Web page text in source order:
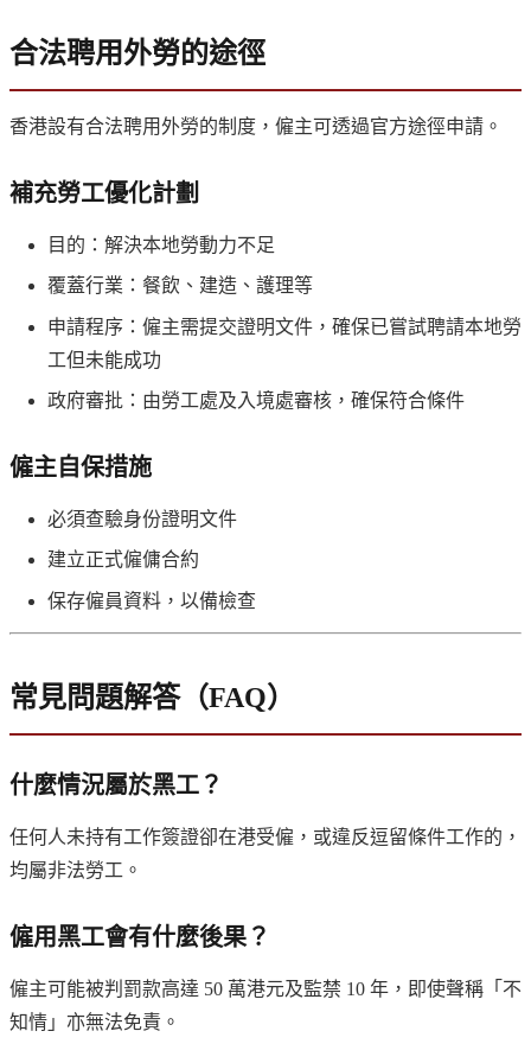
合法聘用外勞的途徑
香港設有合法聘用外勞的制度，僱主可透過官方途徑申請。
補充勞工優化計劃
目的：解決本地勞動力不足
覆蓋行業：餐飲、建造、護理等
申請程序：僱主需提交證明文件，確保已嘗試聘請本地勞
工但未能成功
政府審批：由勞工處及入境處審核，確保符合條件
僱主自保措施
必須查驗身份證明文件
建立正式僱傭合約
保存僱員資料，以備檢查
常見問題解答（FAQ）
什麼情況屬於黑工？
任何人未持有工作簽證卻在港受僱，或違反逗留條件工作的，
均屬非法勞工。
僱用黑工會有什麼後果？
僱主可能被判罰款高達 50 萬港元及監禁 10 年，即使聲稱「不
知情」亦無法免責。